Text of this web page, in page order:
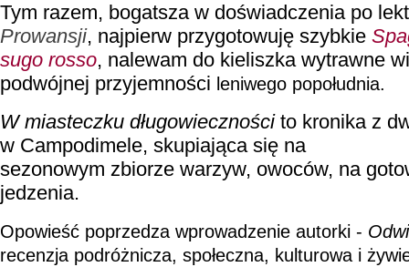
Tym razem, bogatsza w doświadczenia po
Prowansji, najpierw przygotowuję szybkie
sugo rosso, nalewam do kieliszka wytrawne
podwójnej przyjemności leniwego popołudnia.
W miasteczku długowiecznościto kronika z
w Campodimele, skupiająca się na
sezonowym zbiorze warzyw, owoców, na
jedzenia.
Opowieść poprzedza wprowadzenie autorki -
recenzja podróżnicza, społeczna, kulturowa i